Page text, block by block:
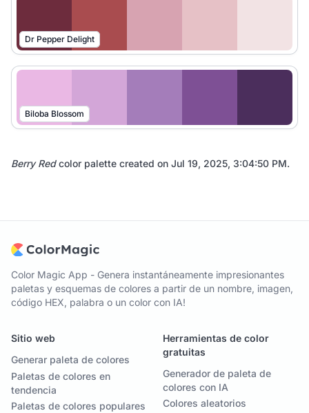
Dr Pepper Delight
Biloba Blossom
Berry Redcolor palette created on Jul 19, 2025, 3:04:50 PM.
Color Magic App - Genera instantáneamente impresionantes
paletas y esquemas de colores a partir de un nombre, imagen,
código HEX, palabra o un color con IA!
Sitio web
Generar paleta de colores
Paletas de colores en
tendencia
Paletas de colores populares
Herramientas de color
gratuitas
Generador de paleta de
colores con IA
Colores aleatorios